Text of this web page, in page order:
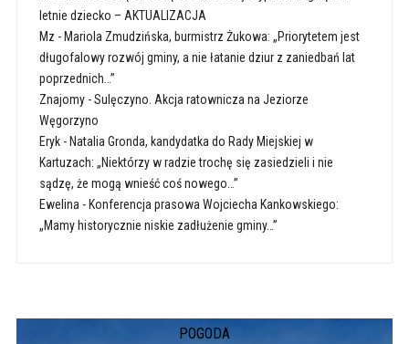
letnie dziecko – AKTUALIZACJA
Mz - Mariola Zmudzińska, burmistrz Żukowa: „Priorytetem jest
długofalowy rozwój gminy, a nie łatanie dziur z zaniedbań lat
poprzednich…”
Znajomy-Sulęczyno. Akcja ratownicza na Jeziorze
Węgorzyno
Eryk- Natalia Gronda, kandydatka do Rady Miejskiej w
Kartuzach: „Niektórzy w radzie trochę się zasiedzieli i nie
sądzę, że mogą wnieść coś nowego…”
Ewelina - Konferencja prasowa Wojciecha Kankowskiego:
„Mamy historycznie niskie zadłużenie gminy…”
POGODA